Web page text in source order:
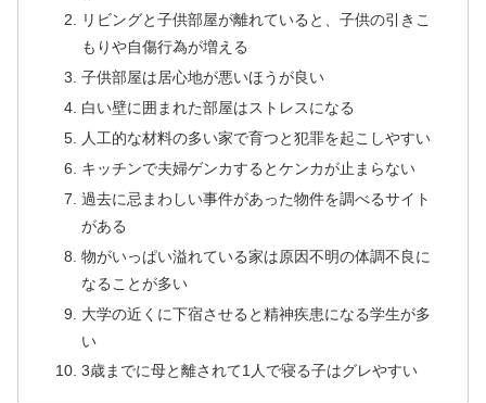
リビングと子供部屋が離れていると、子供の引きこ
もりや自傷行為が増える
子供部屋は居心地が悪いほうが良い
白い壁に囲まれた部屋はストレスになる
人工的な材料の多い家で育つと犯罪を起こしやすい
キッチンで夫婦ゲンカするとケンカが止まらない
過去に忌まわしい事件があった物件を調べるサイト
がある
物がいっぱい溢れている家は原因不明の体調不良に
なることが多い
大学の近くに下宿させると精神疾患になる学生が多
い
3歳までに母と離されて1人で寝る子はグレやすい